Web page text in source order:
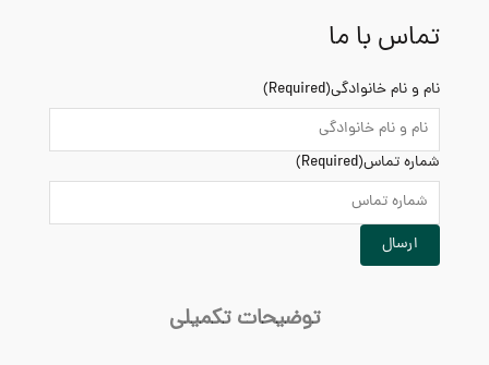
تماس با ما
نام و نام خانوادگی(Required)
شماره تماس(Required)
توضیحات تکمیلی